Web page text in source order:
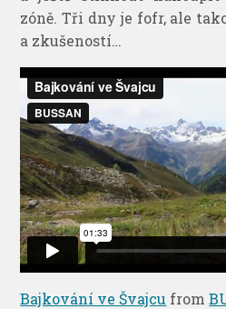
zóně. Tři dny je fofr, ale
a zkušeností…
Bajkování ve Švajcu from